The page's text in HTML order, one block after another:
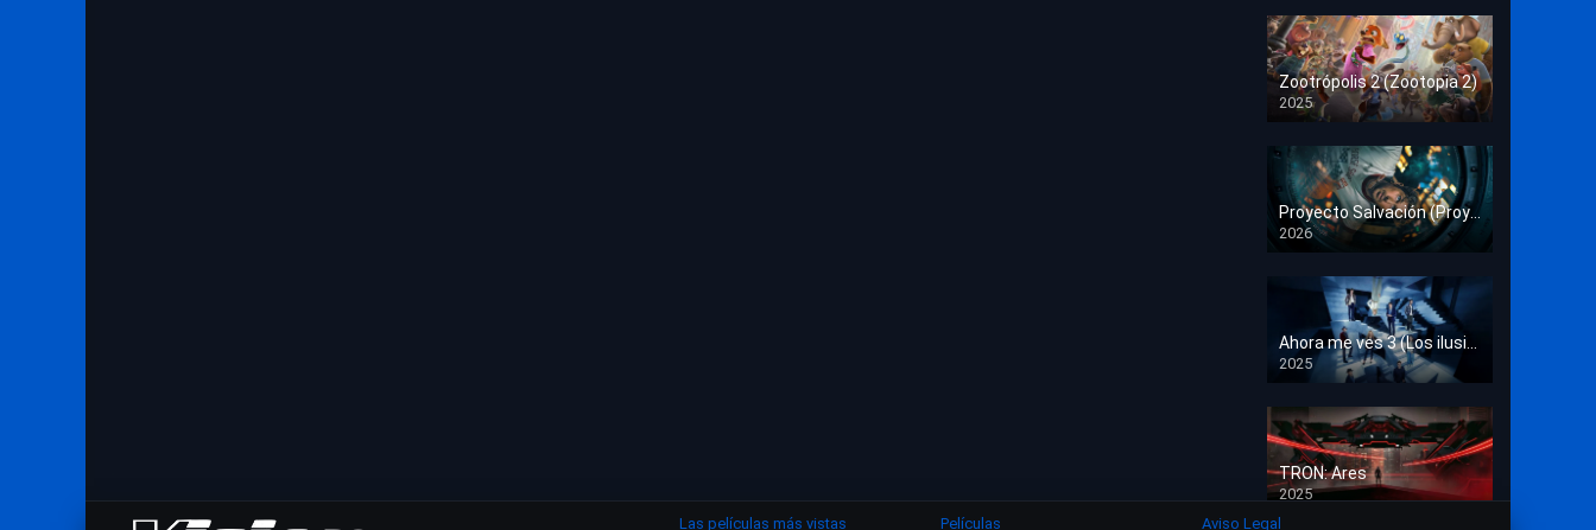
Deporte
Documental
Drama
Estrénos en Cine
Familia
Familiar
Fantasía
Guerra
Historia
Misterio
Zootrópolis 2 (Zootopia 2)
2025
HD 1080p
2026
HD 1080p
2025
HD 1080p
TRON: Ares
2025
HD 1080p
Las películas más vistas Películas Aviso Legal